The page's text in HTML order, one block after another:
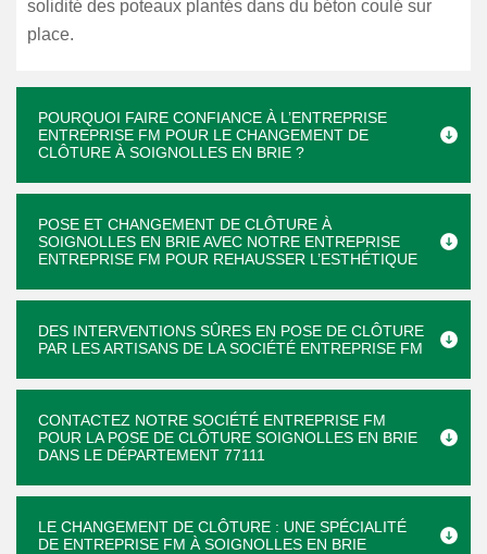
solidité des poteaux plantés dans du béton coulé sur
place.
POURQUOI FAIRE CONFIANCE À L’ENTREPRISE
ENTREPRISE FM POUR LE CHANGEMENT DE
CLÔTURE À SOIGNOLLES EN BRIE ?
POSE ET CHANGEMENT DE CLÔTURE À
SOIGNOLLES EN BRIE AVEC NOTRE ENTREPRISE
ENTREPRISE FM POUR REHAUSSER L’ESTHÉTIQUE
DES INTERVENTIONS SÛRES EN POSE DE CLÔTURE
PAR LES ARTISANS DE LA SOCIÉTÉ ENTREPRISE FM
CONTACTEZ NOTRE SOCIÉTÉ ENTREPRISE FM
POUR LA POSE DE CLÔTURE SOIGNOLLES EN BRIE
DANS LE DÉPARTEMENT 77111
LE CHANGEMENT DE CLÔTURE : UNE SPÉCIALITÉ
DE ENTREPRISE FM À SOIGNOLLES EN BRIE